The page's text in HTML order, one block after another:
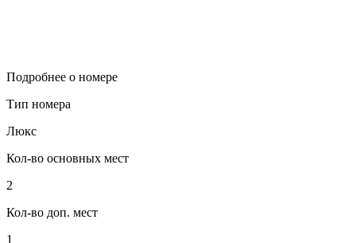
Подробнее о номере
Тип номера
Люкс
Кол-во основных мест
2
Кол-во доп. мест
1